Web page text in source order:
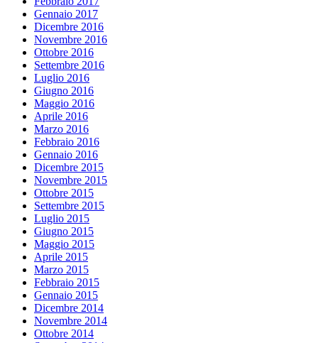
Gennaio 2017
Dicembre 2016
Novembre 2016
Ottobre 2016
Settembre 2016
Luglio 2016
Giugno 2016
Maggio 2016
Aprile 2016
Marzo 2016
Febbraio 2016
Gennaio 2016
Dicembre 2015
Novembre 2015
Ottobre 2015
Settembre 2015
Luglio 2015
Giugno 2015
Maggio 2015
Aprile 2015
Marzo 2015
Febbraio 2015
Gennaio 2015
Dicembre 2014
Novembre 2014
Ottobre 2014